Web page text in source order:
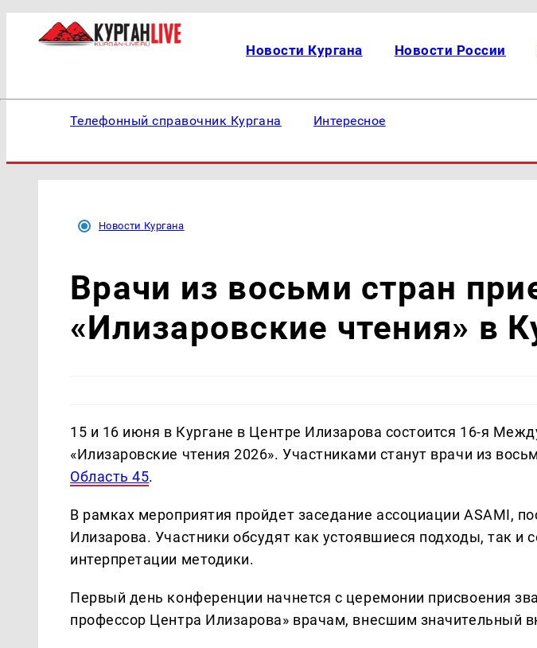
Новости Кургана Новости России
Телефонный справочник Кургана Интересное
Новости Кургана
Врачи из восьми стран
«Илизаровские чтения» в
15 и 16 июня в Кургане в Центре Илизарова состоится 16-я
«Илизаровские чтения 2026». Участниками станут врачи из
Область 45.
В рамках мероприятия пройдет заседание ассоциации ASAMI,
Илизарова. Участники обсудят как устоявшиеся подходы, так и
интерпретации методики.
Первый день конференции начнется с церемонии присвоения
профессор Центра Илизарова» врачам, внесшим значительный